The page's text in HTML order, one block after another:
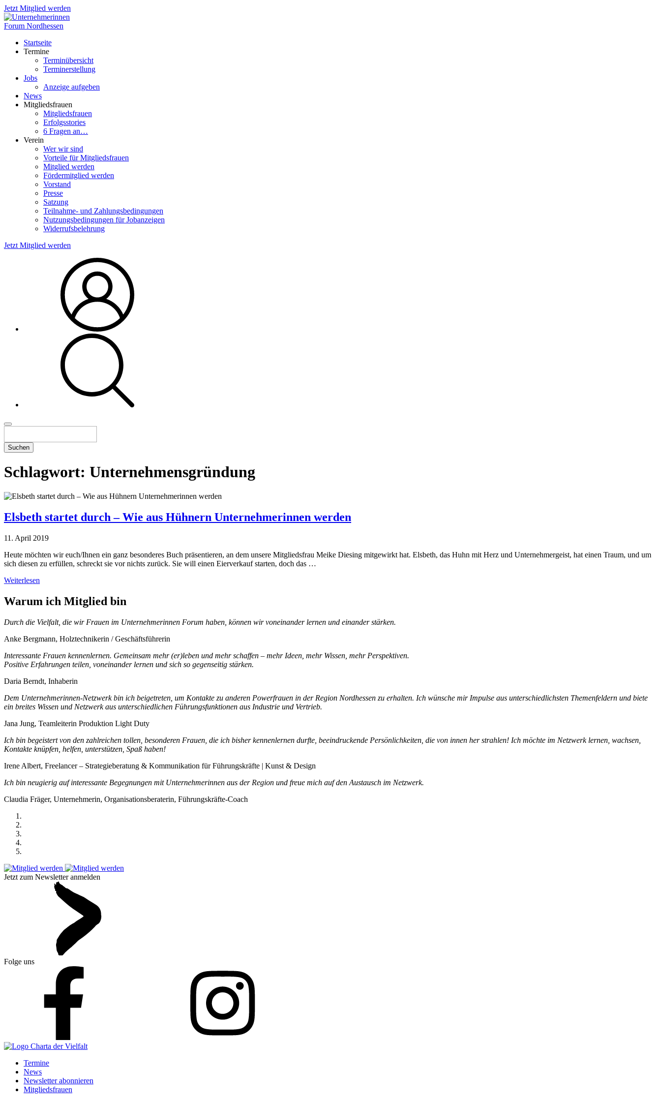
Jetzt Mitglied werden
Startseite
Termine
Terminübersicht
Terminerstellung
Jobs
Anzeige aufgeben
News
Mitgliedsfrauen
Mitgliedsfrauen
Erfolgsstories
6 Fragen an…
Verein
Wer wir sind
Vorteile für Mitgliedsfrauen
Mitglied werden
Fördermitglied werden
Vorstand
Presse
Satzung
Teilnahme- und Zahlungsbedingungen
Nutzungsbedingungen für Jobanzeigen
Widerrufsbelehrung
Jetzt Mitglied werden
Suchen
Schlagwort: Unternehmensgründung
Elsbeth startet durch – Wie aus Hühnern Unternehmerinnen werden
11. April 2019
Heute möchten wir euch/Ihnen ein ganz besonderes Buch präsentieren, an dem unsere Mitgliedsfrau Meike Diesing mitgewirkt hat. Elsbeth, das Huhn mit Herz und Unternehmergeist, hat einen Traum, und um
sich diesen zu erfüllen, schreckt sie vor nichts zurück. Sie will einen Eierverkauf starten, doch das …
Weiterlesen
Warum ich Mitglied bin
Durch die Vielfalt, die wir Frauen im Unternehmerinnen Forum haben, können wir voneinander lernen und einander stärken.
Anke Bergmann, Holztechnikerin / Geschäftsführerin
Interessante Frauen kennenlernen. Gemeinsam mehr (er)leben und mehr schaffen – mehr Ideen, mehr Wissen, mehr Perspektiven.
Positive Erfahrungen teilen, voneinander lernen und sich so gegenseitig stärken.
Daria Berndt, Inhaberin
Dem Unternehmerinnen-Netzwerk bin ich beigetreten, um Kontakte zu anderen Powerfrauen in der Region Nordhessen zu erhalten. Ich wünsche mir Impulse aus unterschiedlichsten Themenfeldern und biete
ein breites Wissen und Netzwerk aus unterschiedlichen Führungsfunktionen aus Industrie und Vertrieb.
Jana Jung, Teamleiterin Produktion Light Duty
Ich bin begeistert von den zahlreichen tollen, besonderen Frauen, die ich bisher kennenlernen durfte, beeindruckende Persönlichkeiten, die von innen her strahlen! Ich möchte im Netzwerk lernen, wachsen,
Kontakte knüpfen, helfen, unterstützen, Spaß haben!
Irene Albert, Freelancer – Strategieberatung & Kommunikation für Führungskräfte | Kunst & Design
Ich bin neugierig auf interessante Begegnungen mit Unternehmerinnen aus der Region und freue mich auf den Austausch im Netzwerk.
Claudia Fräger, Unternehmerin, Organisationsberaterin, Führungskräfte-Coach
Jetzt zum Newsletter anmelden
Folge uns
Termine
News
Newsletter abonnieren
Mitgliedsfrauen